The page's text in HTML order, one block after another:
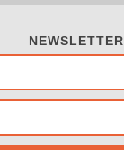
NEWSLETTER